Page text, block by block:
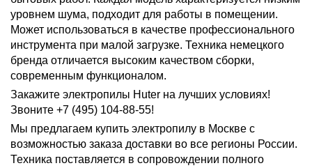
уровнем шума, подходит для работы в помещении.
Может использоваться в качестве профессионального
инструмента при малой загрузке. Техника немецкого
бренда отличается высоким качеством сборки,
современным функционалом.
Закажите электропилы Huter на лучших условиях!
Звоните +7 (495) 104-88-55!
Мы предлагаем купить электропилу в Москве с
возможностью заказа доставки во все регионы России.
Техника поставляется в сопровождении полного